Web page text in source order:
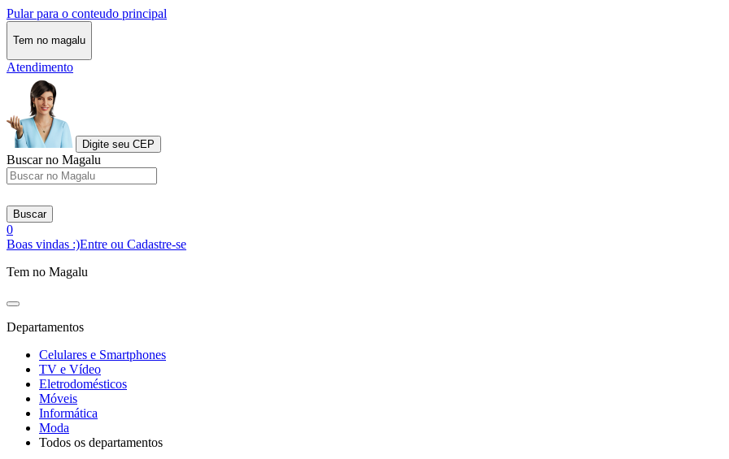
Pular para o conteudo principal
Tem no magalu
Atendimento
Digite seu CEP
Buscar no Magalu
Buscar
0
Boas vindas :)Entre ou Cadastre-se
Tem no Magalu
Departamentos
Celulares e Smartphones
TV e Vídeo
Eletrodomésticos
Móveis
Informática
Moda
Todos os departamentos